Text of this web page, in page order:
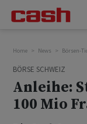
Home News Börsen-
BÖRSE SCHWEIZ
Anleihe:
100 Mio